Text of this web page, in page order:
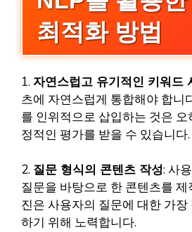
최적화 방법
1. 자연스럽고 유기적인 키워드
츠에 자연스럽게 통합해야 합니
를 인위적으로 삽입하는 것은
정적인 평가를 받을 수 있습니다.
2. 질문 형식의 콘텐츠 작성: 사
질문을 바탕으로 한 콘텐츠를 제
진은 사용자의 질문에 대한 가
하기 위해 노력합니다.